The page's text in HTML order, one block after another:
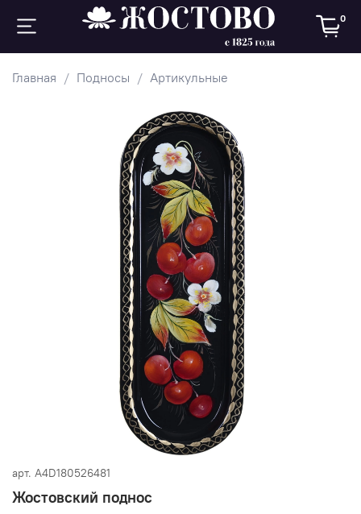
0
Главная Подносы Артикульные
арт. A4D180526481
Жостовский поднос